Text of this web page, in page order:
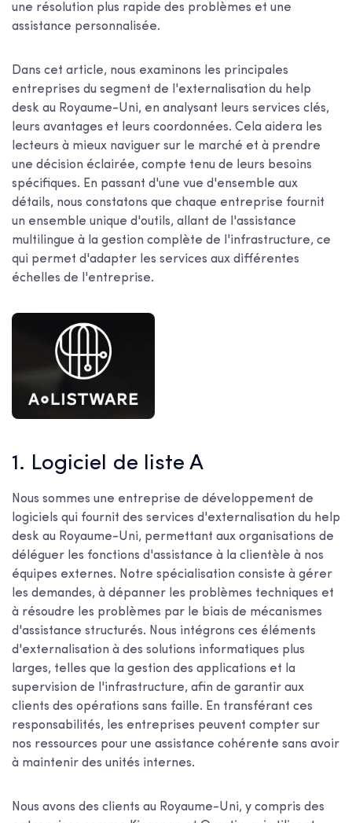
une résolution plus rapide des problèmes et une
assistance personnalisée.
Dans cet article, nous examinons les principales
entreprises du segment de l'externalisation du help
desk au Royaume-Uni, en analysant leurs services clés,
leurs avantages et leurs coordonnées. Cela aidera les
lecteurs à mieux naviguer sur le marché et à prendre
une décision éclairée, compte tenu de leurs besoins
spécifiques. En passant d'une vue d'ensemble aux
détails, nous constatons que chaque entreprise fournit
un ensemble unique d'outils, allant de l'assistance
multilingue à la gestion complète de l'infrastructure, ce
qui permet d'adapter les services aux différentes
échelles de l'entreprise.
1. Logiciel de liste A
Nous sommes une entreprise de développement de
logiciels qui fournit des services d'externalisation du help
desk au Royaume-Uni, permettant aux organisations de
déléguer les fonctions d'assistance à la clientèle à nos
équipes externes. Notre spécialisation consiste à gérer
les demandes, à dépanner les problèmes techniques et
à résoudre les problèmes par le biais de mécanismes
d'assistance structurés. Nous intégrons ces éléments
d'externalisation à des solutions informatiques plus
larges, telles que la gestion des applications et la
supervision de l'infrastructure, afin de garantir aux
clients des opérations sans faille. En transférant ces
responsabilités, les entreprises peuvent compter sur
nos ressources pour une assistance cohérente sans avoir
à maintenir des unités internes.
Nous avons des clients au Royaume-Uni, y compris des